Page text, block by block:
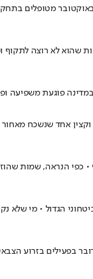
מטופלים
שהוא לא רוצה
וקצין אחד שנשכח
הנראה, שמות
הגדול • מי
בפעילים בזרוע